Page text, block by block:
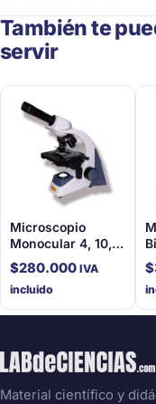
También te
servir
Microscopio
Monocular 4, 10,
40, 100X platina
mecánica
$280.000 IVA
incluido
$
Material científico y